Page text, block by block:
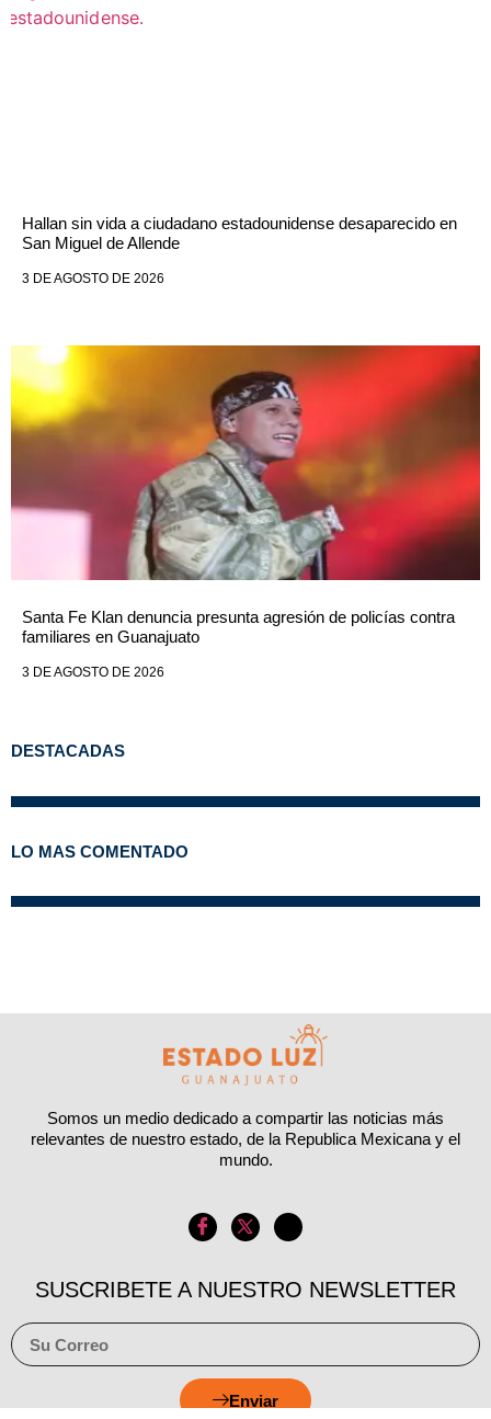
Hallan sin vida a ciudadano estadounidense desaparecido en
San Miguel de Allende
3 DE AGOSTO DE 2026
Santa Fe Klan denuncia presunta agresión de policías contra
familiares en Guanajuato
3 DE AGOSTO DE 2026
DESTACADAS
LO MAS COMENTADO
Somos un medio dedicado a compartir las noticias más
relevantes de nuestro estado, de la Republica Mexicana y el
mundo.
SUSCRIBETE A NUESTRO NEWSLETTER
Enviar